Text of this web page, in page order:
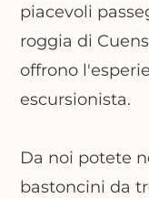
piacevoli
roggia di Cuens
offrono
escursionista.
Da noi potete
bastoncini da